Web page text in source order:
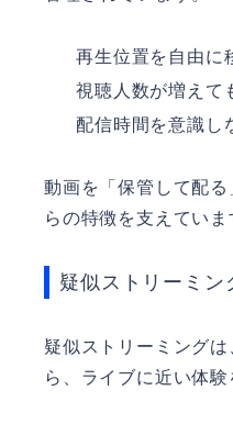
再生位置を自由に
視聴人数が増えて
配信時間を意識し
動画を「保管して配
らの特徴を支えていま
疑似ストリーミン
疑似ストリーミング
ら、ライブに近い体験